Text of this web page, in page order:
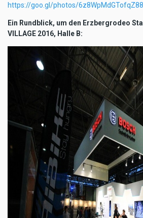
https://goo.gl/photos/
Ein Rundblick, um den Erzbergrodeo
VILLAGE 2016, Halle B: